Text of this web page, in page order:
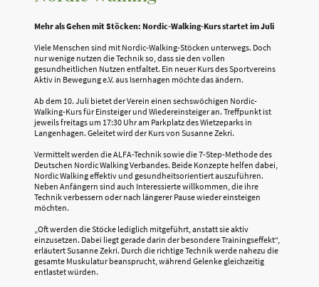
Mehr als Gehen mit Stöcken: Nordic-Walking-Kurs startet im Juli
Viele Menschen sind mit Nordic-Walking-Stöcken unterwegs. Doch
nur wenige nutzen die Technik so, dass sie den vollen
gesundheitlichen Nutzen entfaltet. Ein neuer Kurs des Sportvereins
Aktiv in Bewegung e.V. aus Isernhagen möchte das ändern.
Ab dem 10. Juli bietet der Verein einen sechswöchigen Nordic-
Walking-Kurs für Einsteiger und Wiedereinsteiger an. Treffpunkt ist
jeweils freitags um 17:30 Uhr am Parkplatz des Wietzeparks in
Langenhagen. Geleitet wird der Kurs von Susanne Zekri.
Vermittelt werden die ALFA-Technik sowie die 7-Step-Methode des
Deutschen Nordic Walking Verbandes. Beide Konzepte helfen dabei,
Nordic Walking effektiv und gesundheitsorientiert auszuführen.
Neben Anfängern sind auch Interessierte willkommen, die ihre
Technik verbessern oder nach längerer Pause wieder einsteigen
möchten.
„Oft werden die Stöcke lediglich mitgeführt, anstatt sie aktiv
einzusetzen. Dabei liegt gerade darin der besondere Trainingseffekt“,
erläutert Susanne Zekri. Durch die richtige Technik werde nahezu die
gesamte Muskulatur beansprucht, während Gelenke gleichzeitig
entlastet würden.